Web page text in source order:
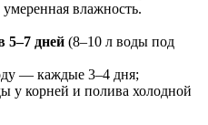
влажность.
5–7 дней (8–10 л воды под
— каждые 3–4 дня;
у корней и полива холодной